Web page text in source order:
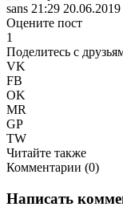
sans 21:29 20.06.2019
Оцените пост
1
Поделитесь с
VK
FB
OK
MR
GP
TW
Читайте также
Комментарии (0)
Написать